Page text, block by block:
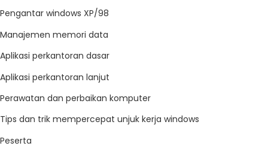
Pengantar windows XP/98
Manajemen memori data
Aplikasi perkantoran dasar
Aplikasi perkantoran lanjut
Perawatan dan perbaikan komputer
Tips dan trik mempercepat unjuk kerja windows
Peserta